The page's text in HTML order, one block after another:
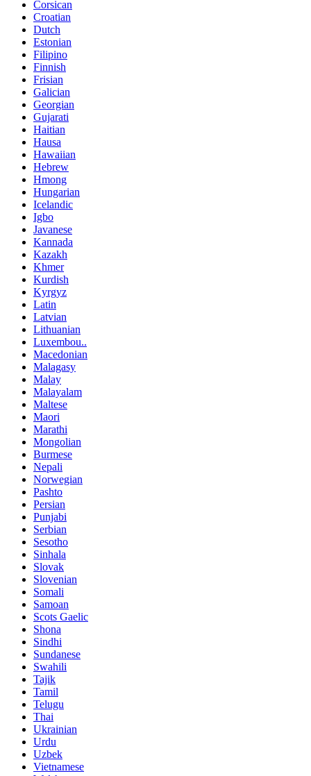
Corsican
Croatian
Dutch
Estonian
Filipino
Finnish
Frisian
Galician
Georgian
Gujarati
Haitian
Hausa
Hawaiian
Hebrew
Hmong
Hungarian
Icelandic
Igbo
Javanese
Kannada
Kazakh
Khmer
Kurdish
Kyrgyz
Latin
Latvian
Lithuanian
Luxembou..
Macedonian
Malagasy
Malay
Malayalam
Maltese
Maori
Marathi
Mongolian
Burmese
Nepali
Norwegian
Pashto
Persian
Punjabi
Serbian
Sesotho
Sinhala
Slovak
Slovenian
Somali
Samoan
Scots Gaelic
Shona
Sindhi
Sundanese
Swahili
Tajik
Tamil
Telugu
Thai
Ukrainian
Urdu
Uzbek
Vietnamese